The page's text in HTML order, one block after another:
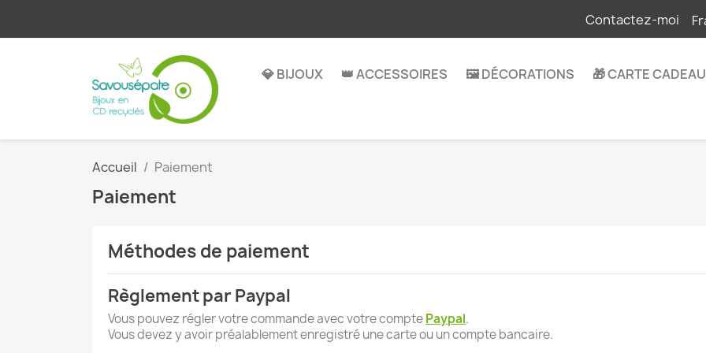
Contactez-moi
💎 BIJOUX 👑 ACCESSOIRES 🖼️ DÉCORATIONS 🎁 CARTE CADEAU
Accueil Paiement
Paiement
Méthodes de paiement
Règlement par Paypal
Vous pouvez régler votre commande avec votre comptePaypal.
Vous devez y avoir préalablement enregistré une carte ou un compte bancaire.